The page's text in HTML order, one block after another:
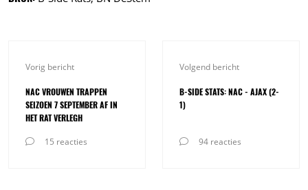
Vorig bericht
NAC VROUWEN TRAPPEN
SEIZOEN 7 SEPTEMBER AF IN
HET RAT VERLEGH
15 reacties
Volgend bericht
B-SIDE STATS: NAC - AJAX (2-
1)
94 reacties